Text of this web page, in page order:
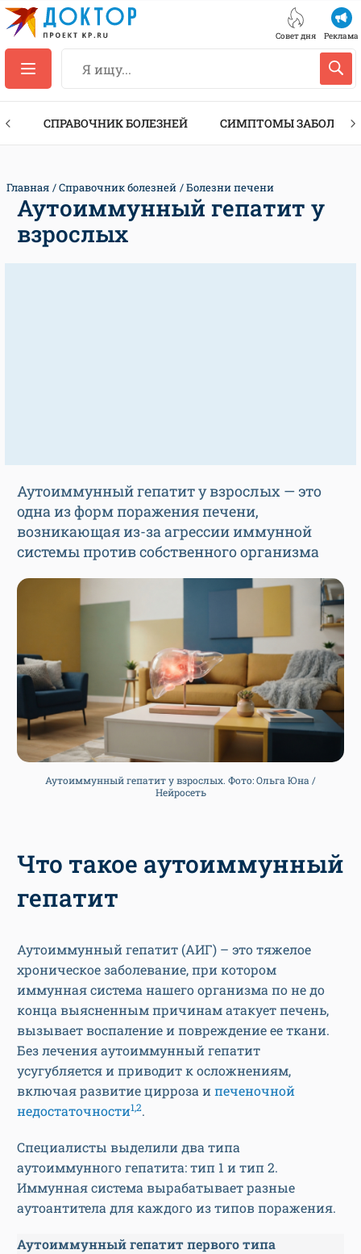
Совет дня Реклама
СПРАВОЧНИК БОЛЕЗНЕЙ СИМПТОМЫ
Главная Справочник болезней Болезни печени
Аутоиммунный гепатит у
взрослых
Аутоиммунный гепатит у взрослых — это
одна из форм поражения печени,
возникающая из-за агрессии иммунной
системы против собственного организма
Аутоиммунный гепатит у взрослых. Фото: Ольга Юна /
Нейросеть
Что такое аутоиммунный
гепатит
Аутоиммунный гепатит (АИГ) – это тяжелое
хроническое заболевание, при котором
иммунная система нашего организма по не до
конца выясненным причинам атакует печень,
вызывает воспаление и повреждение ее ткани.
Без лечения аутоиммунный гепатит
усугубляется и приводит к осложнениям,
включая развитие цирроза ипеченочной
недостаточности1,2.
Специалисты выделили два типа
аутоиммунного гепатита: тип 1 и тип 2.
Иммунная система вырабатывает разные
аутоантитела для каждого из типов поражения.
Аутоиммунный гепатит первого типа